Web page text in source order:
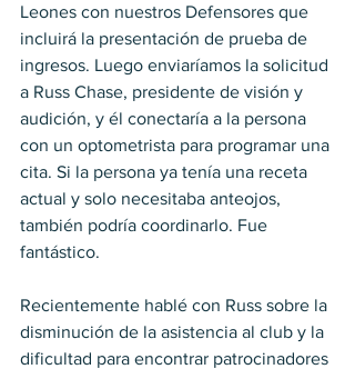
Leones con nuestros Defensores que
incluirá la presentación de prueba de
ingresos. Luego enviaríamos la solicitud
a Russ Chase, presidente de visión y
audición, y él conectaría a la persona
con un optometrista para programar una
cita. Si la persona ya tenía una receta
actual y solo necesitaba anteojos,
también podría coordinarlo. Fue
fantástico.
Recientemente hablé con Russ sobre la
disminución de la asistencia al club y la
dificultad para encontrar patrocinadores